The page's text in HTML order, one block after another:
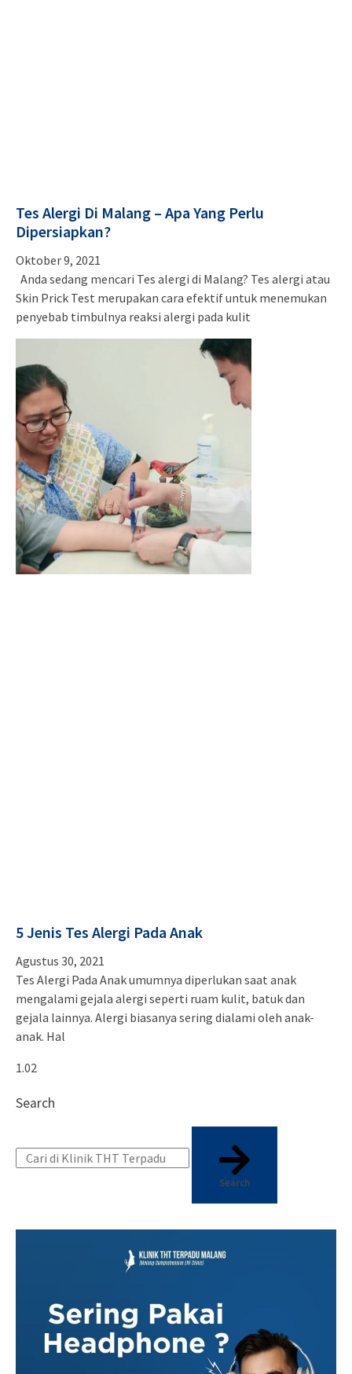
Tes Alergi Di Malang – Apa Yang Perlu
Dipersiapkan?
Oktober 9, 2021
Anda sedang mencari Tes alergi di Malang? Tes alergi atau
Skin Prick Test merupakan cara efektif untuk menemukan
penyebab timbulnya reaksi alergi pada kulit
5 Jenis Tes Alergi Pada Anak
Agustus 30, 2021
Tes Alergi Pada Anak umumnya diperlukan saat anak
mengalami gejala alergi seperti ruam kulit, batuk dan
gejala lainnya. Alergi biasanya sering dialami oleh anak-
anak. Hal
Search
Search